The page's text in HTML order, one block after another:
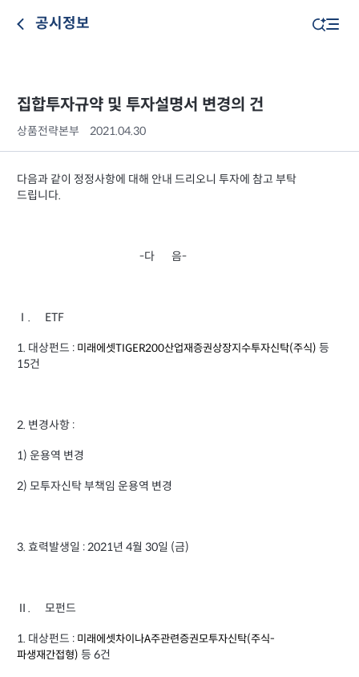
공시정보
집합투자규약 및 투자설명서 변경의 건
상품전략본부 2021.04.30
다음과 같이 정정사항에 대해 안내 드리오니 투자에 참고 부탁
드립니다.
-다 음-
Ⅰ. ETF
1. 대상펀드 : 미래에셋TIGER200산업재증권상장지수투자신탁(주식) 등
15건
2. 변경사항 :
1) 운용역 변경
2) 모투자신탁 부책임 운용역 변경
3. 효력발생일 : 2021년 4월 30일 (금)
Ⅱ. 모펀드
1. 대상펀드 : 미래에셋차이나A주관련증권모투자신탁(주식-
파생재간접형) 등 6건